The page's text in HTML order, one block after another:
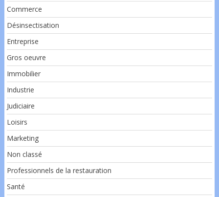
Commerce
Désinsectisation
Entreprise
Gros oeuvre
Immobilier
Industrie
Judiciaire
Loisirs
Marketing
Non classé
Professionnels de la restauration
Santé